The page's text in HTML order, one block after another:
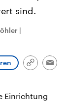
Ländern
Einfluss auf
sind.
|
Link
Einrichtung